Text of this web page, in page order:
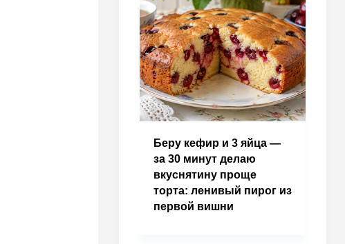
Беру кефир и 3 яйца —
за 30 минут делаю
вкуснятину проще
торта: ленивый пирог из
первой вишни